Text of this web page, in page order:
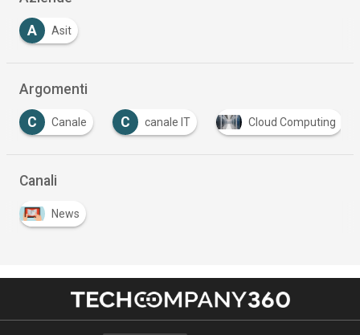
A Asit
Argomenti
C Canale C canale IT Cloud Computing
Canali
News